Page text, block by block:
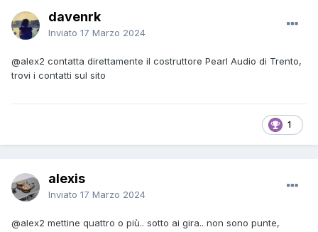
davenrk
Inviato 17 Marzo 2024
@alex2 contatta direttamente il costruttore Pearl Audio di Trento,
trovi i contatti sul sito
1
alexis
Inviato 17 Marzo 2024
@alex2 mettine quattro o più.. sotto ai gira.. non sono punte,